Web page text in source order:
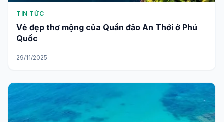
TIN TỨC
Vẻ đẹp thơ mộng của Quần đảo An Thới ở Phú
Quốc
29/11/2025